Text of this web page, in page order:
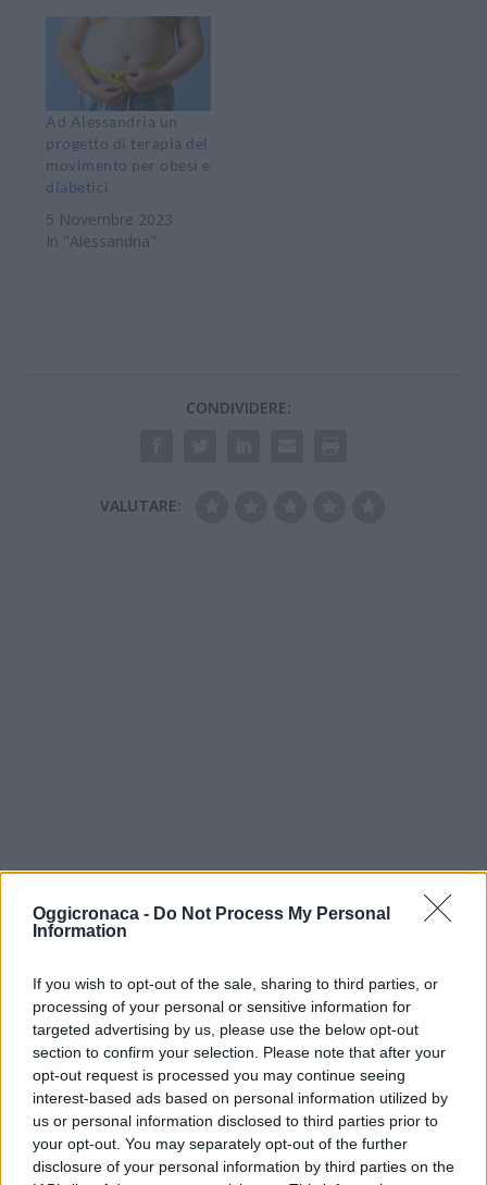
Oggicronaca - Do Not Process My Personal
Information
If you wish to opt-out of the sale, sharing to third parties, or
processing of your personal or sensitive information for
targeted advertising by us, please use the below opt-out
section to confirm your selection. Please note that after your
opt-out request is processed you may continue seeing
interest-based ads based on personal information utilized by
us or personal information disclosed to third parties prior to
your opt-out. You may separately opt-out of the further
disclosure of your personal information by third parties on the
Ad Alessandria un
progetto di terapia del
movimento per obesi e
diabetici
5 Novembre 2023
In "Alessandria"
CONDIVIDERE:
VALUTARE: